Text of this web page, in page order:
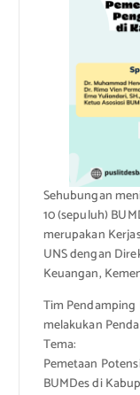
Sehubungan
10 (sepuluh)
merupakan
UNS dengan
Keuangan,
Tim Pendamping
melakukan
Tema:
Pemetaan
BUMDes di